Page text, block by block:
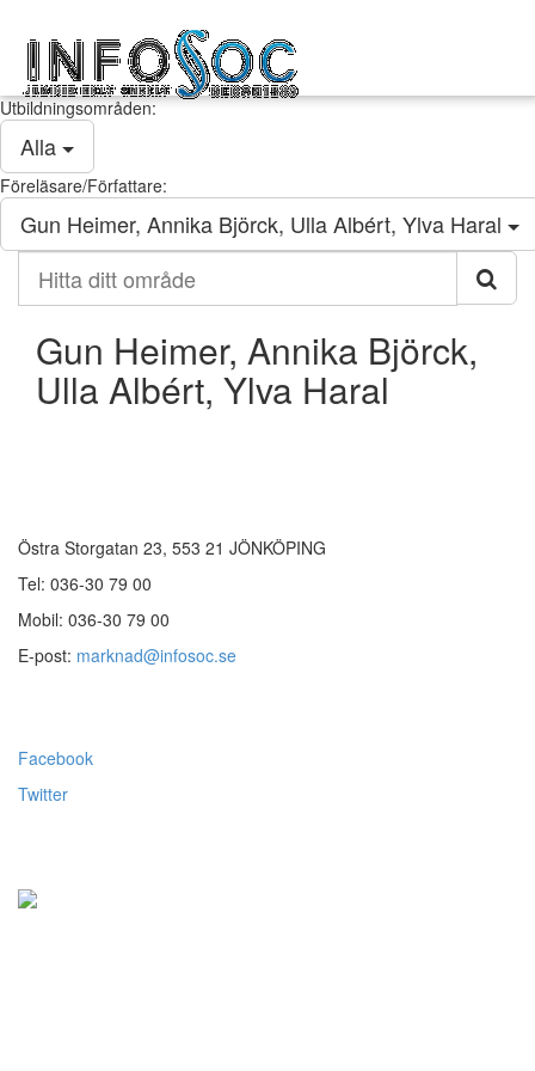
Infosoc
kompetensutveckling
Utbildningsområden:
Alla
Föreläsare/Författare:
Gun Heimer, Annika Björck, Ulla Albért, Ylva Haral
ditt
område
Gun Heimer, Annika Björck,
Ulla Albért, Ylva Haral
Östra Storgatan 23, 553 21 JÖNKÖPING
Tel: 036-30 79 00
Mobil: 036-30 79 00
E-post: marknad@infosoc.se
Facebook
Twitter